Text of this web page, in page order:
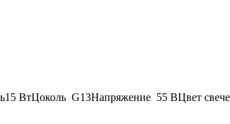
ВтЦоколь G13Напряжение 55 ВЦвет